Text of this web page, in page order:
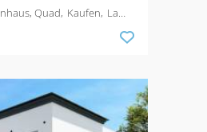
Quad Kaufen La